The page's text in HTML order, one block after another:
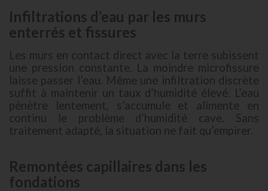
Infiltrations d’eau par les murs
enterrés et fissures
Les murs en contact direct avec la terre subissent
une pression constante. La moindre microfissure
laisse passer l’eau. Même une infiltration discrète
suffit à maintenir un taux d’humidité élevé. L’eau
pénètre lentement, s’accumule et alimente en
continu le problème d’humidité cave. Sans
traitement adapté, la situation ne fait qu’empirer.
Remontées capillaires dans les
fondations